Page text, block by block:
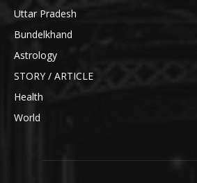
Uttar Pradesh
Bundelkhand
Astrology
STORY / ARTICLE
Health
World